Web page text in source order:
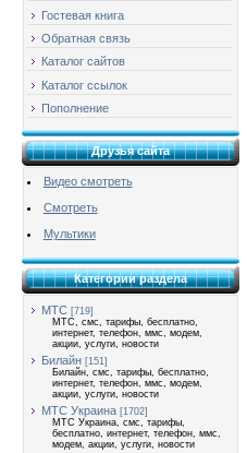
Гостевая книга
Обратная связь
Каталог сайтов
Каталог ссылок
Пополнение
Друзья сайта
Видео смотреть
Смотреть
Мультики
Категории раздела
МТС [719]
МТС, смс, тарифы, бесплатно,
интернет, телефон, ммс, модем,
акции, услуги, новости
Билайн [151]
Билайн, смс, тарифы, бесплатно,
интернет, телефон, ммс, модем,
акции, услуги, новости
МТС Украина [1702]
МТС Украина, смс, тарифы,
бесплатно, интернет, телефон, ммс,
модем, акции, услуги, новости